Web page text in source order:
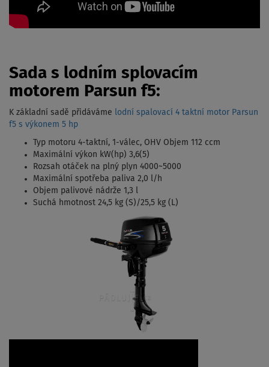
Sada s lodním splovacím
motorem Parsun f5:
K základní sadě přidáváme lodní spalovací 4 taktní motor Parsun
f5 s výkonem 5 hp
Typ motoru 4-taktní, 1-válec, OHV Objem 112 ccm
Maximální výkon kW(hp) 3,6(5)
Rozsah otáček na plný plyn 4000~5000
Maximální spotřeba paliva 2,0 l/h
Objem palivové nádrže 1,3 l
Suchá hmotnost 24,5 kg (S)/25,5 kg (L)